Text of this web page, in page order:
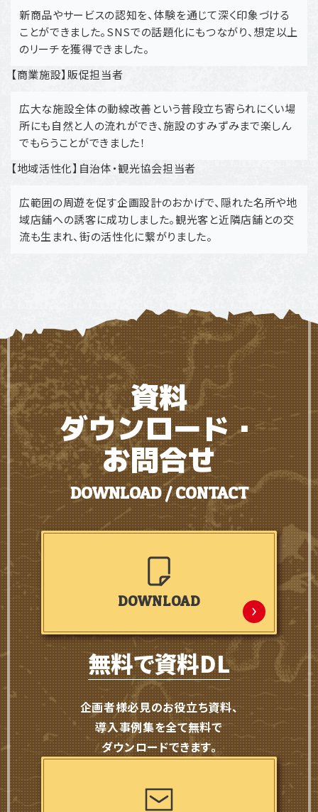
新商品やサービスの認知を、体験を通じて深く印象づける
ことができました。SNSでの話題化にもつながり、想定以上
のリーチを獲得できました。
広大な施設全体の動線改善という普段立ち寄られにくい場
所にも自然と人の流れができ、施設のすみずみまで楽しん
でもらうことができました！
広範囲の周遊を促す企画設計のおかげで、隠れた名所や地
域店舗への誘客に成功しました。観光客と近隣店舗との交
資料
ダウンロード・
お問合せ
DOWNLOAD / CONTACT
無料で資料DL
企画者様必見のお役立ち資料、
導入事例集を全て無料で